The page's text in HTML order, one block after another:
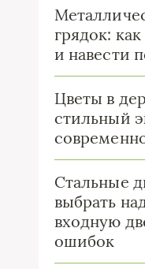
грядок:
и навести
Цветы в
стильный
Стальные
выбрать
входную
ошибок